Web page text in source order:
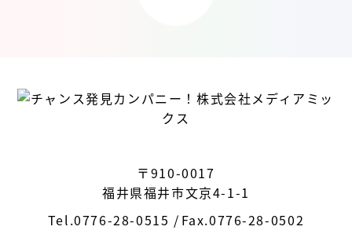
〒910-0017
福井県福井市文京4-1-1
Tel.0776-28-0515 Fax.0776-28-0502